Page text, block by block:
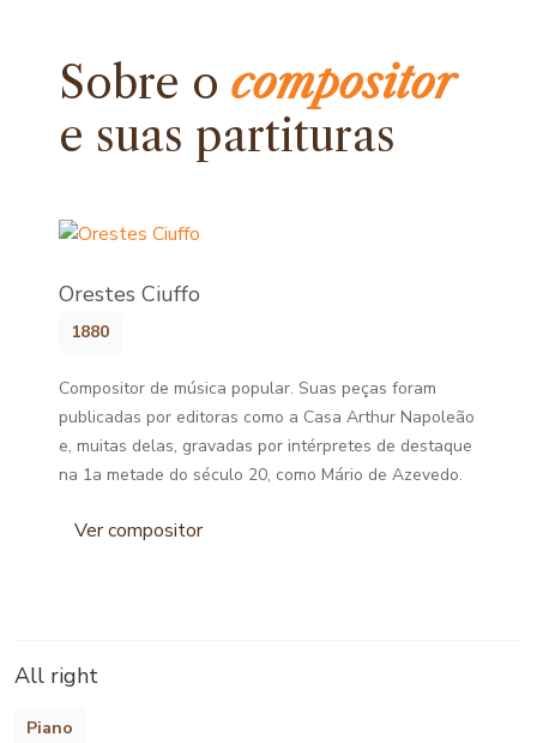
Sobre ocompositor
e suas partituras
Orestes Ciuffo
1880
Compositor de música popular. Suas peças foram
publicadas por editoras como a Casa Arthur Napoleão
e, muitas delas, gravadas por intérpretes de destaque
na 1a metade do século 20, como Mário de Azevedo.
Ver compositor
All right
Piano